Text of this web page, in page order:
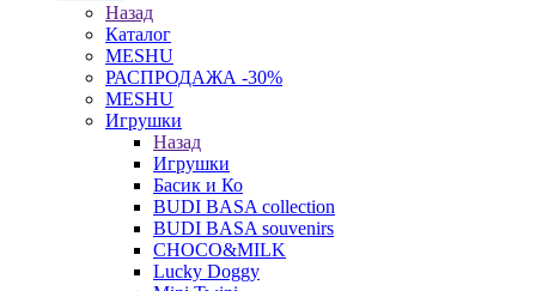
Назад
Каталог
MESHU
РАСПРОДАЖА -30%
MESHU
Игрушки
Назад
Игрушки
Басик и Ко
BUDI BASA collection
BUDI BASA souvenirs
CHOCO&MILK
Lucky Doggy